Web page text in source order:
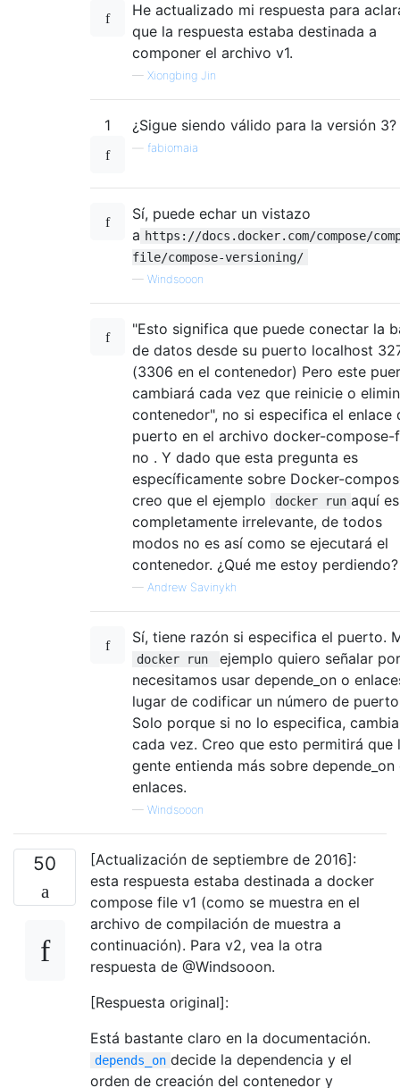
He actualizado mi respuesta para
que la respuesta estaba destinada a
componer el archivo v1.
— Xiongbing Jin
1 ¿Sigue siendo válido para la versión 3?
fabiomaia
Sí, puede echar un vistazo
a https://docs.docker.com/compose/
file/compose-versioning/
— Windsooon
"Esto significa que puede conectar la
de datos desde su puerto localhost
(3306 en el contenedor) Pero este
cambiará cada vez que reinicie o
contenedor", no si especifica el enlace
puerto en el archivo docker-compose-
no . Y dado que esta pregunta es
específicamente sobre Docker-
creo que el ejemplo
docker run aquí es
completamente irrelevante, de todos
modos no es así como se ejecutará el
contenedor. ¿Qué me estoy perdiendo?
— Andrew Savinykh
Sí, tiene razón si especifica el puerto.
docker run
ejemplo quiero señalar
necesitamos usar depende_on o
lugar de codificar un número de
Solo porque si no lo especifica,
cada vez. Creo que esto permitirá que
gente entienda más sobre depende_on
enlaces.
— Windsooon
50
[Actualización de septiembre de 2016]:
esta respuesta estaba destinada a docker
compose file v1 (como se muestra en el
archivo de compilación de muestra a
continuación). Para v2, vea la otra
respuesta de @Windsooon.
[Respuesta original]:
Está bastante claro en la documentación.
depends_on decide la dependencia y el
orden de creación del contenedor y